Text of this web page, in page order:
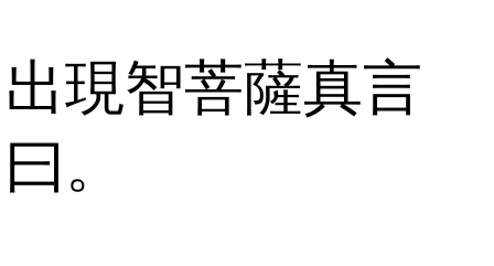
出現智菩薩真言
曰。